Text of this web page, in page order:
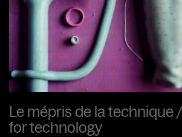
Le mépris de la technique
for technology